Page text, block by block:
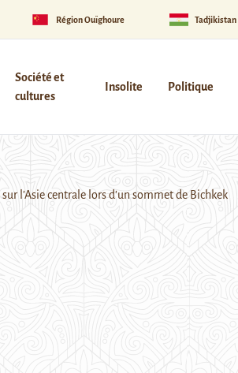
Région Ouïghoure Tadjikistan
Société et
cultures
Insolite Politique
l’Asie centrale lors d’un sommet de Bichkek